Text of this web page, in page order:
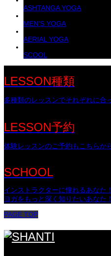
ASHTANGA YOGA
MEN'S YOGA
AERIAL YOGA
SCOOL
LESSON種類
多種類のレッスンでそれぞれに合
LESSON予約
体験レッスンのご予約もこちらか
SCHOOL
インストラクターに憧れるあなた！
ヨガをもっと深く知りたいあなた！
PAGE TOP